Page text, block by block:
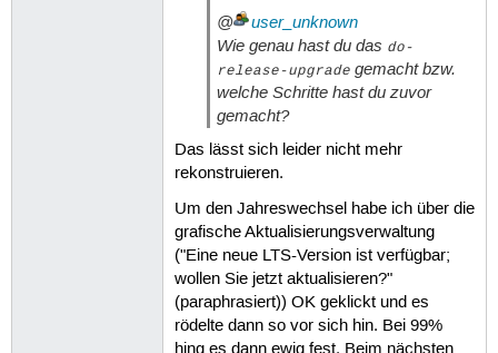
@
user_unknown
Wie genau hast du das do-
release-upgradegemacht bzw.
welche Schritte hast du zuvor
gemacht?
Das lässt sich leider nicht mehr
rekonstruieren.
Um den Jahreswechsel habe ich über die
grafische Aktualisierungsverwaltung
("Eine neue LTS-Version ist verfügbar;
wollen Sie jetzt aktualisieren?"
(paraphrasiert)) OK geklickt und es
rödelte dann so vor sich hin. Bei 99%